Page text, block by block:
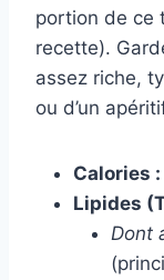
portion de ce
recette).
assez riche,
ou d’un
Calories :
Lipides
Dont